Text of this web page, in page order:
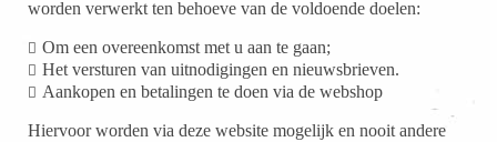
worden verwerkt ten behoeve van de voldoende doelen:
Om een overeenkomst met u aan te gaan;
Het versturen van uitnodigingen en nieuwsbrieven.
Aankopen en betalingen te doen via de webshop
Hiervoor worden via deze website mogelijk en nooit andere